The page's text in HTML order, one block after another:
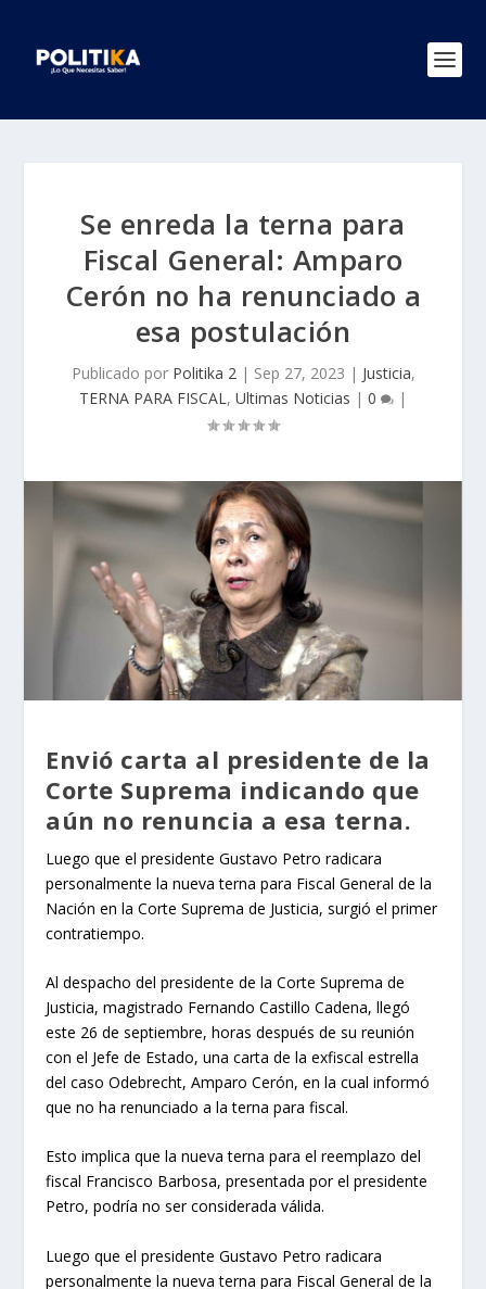
Se enreda la terna para
Fiscal General: Amparo
Cerón no ha renunciado a
esa postulación
Publicado por Politika 2| Sep 27, 2023 | Justicia,
TERNA PARA FISCAL, Ultimas Noticias | 0 |
Envió carta al presidente de la
Corte Suprema indicando que
aún no renuncia a esa terna.
Luego que el presidente Gustavo Petro radicara
personalmente la nueva terna para Fiscal General de la
Nación en la Corte Suprema de Justicia, surgió el primer
contratiempo.
Al despacho del presidente de la Corte Suprema de
Justicia, magistrado Fernando Castillo Cadena, llegó
este 26 de septiembre, horas después de su reunión
con el Jefe de Estado, una carta de la exfiscal estrella
del caso Odebrecht, Amparo Cerón, en la cual informó
que no ha renunciado a la terna para fiscal.
Esto implica que la nueva terna para el reemplazo del
fiscal Francisco Barbosa, presentada por el presidente
Petro, podría no ser considerada válida.
Luego que el presidente Gustavo Petro radicara
personalmente la nueva terna para Fiscal General de la